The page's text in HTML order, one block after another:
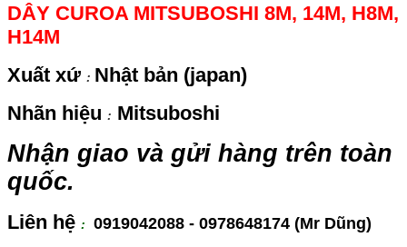
DÂY CUROA MITSUBOSHI 8M, 14M, H8M,
H14M
Xuất xứ : Nhật bản (japan)
Nhãn hiệu : Mitsuboshi
Nhận giao và gửi hàng trên toàn
quốc.
Liên hệ : 0919042088 - 0978648174 (Mr Dũng)